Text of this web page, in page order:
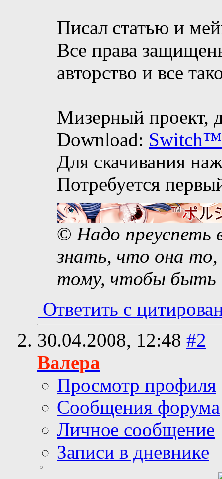
Писал статью и
Все права
авторство и все
Мизерный проект,
Download: Switch™
Для скачивания
Потребуется
© Надо преуспеть
знать, что она
тому, чтобы быть
Ответить с
30.04.2008, 12:48 #2
Валера
Просмотр профиля
Сообщения форума
Личное сообщение
Записи в дневнике